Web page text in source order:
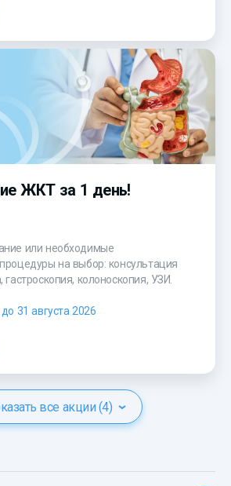
ЖКТ за 1 день!
или необходимые
на выбор: консультация
гастроскопия, колоноскопия, УЗИ.
до 31 августа 2026
все акции (4)